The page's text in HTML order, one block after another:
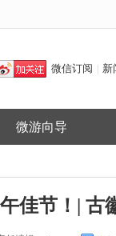
微信订阅 新
微游向导
佳节！| 古